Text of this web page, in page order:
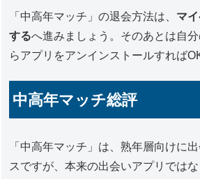
「中高年マッチ」の退会方法は、 マ
するへ進みましょう。そのあとは自
らアプリをアンインストールすれば
中高年マッチ総評
「中高年マッチ」は、熟年層向けに
スですが、本来の出会いアプリでは